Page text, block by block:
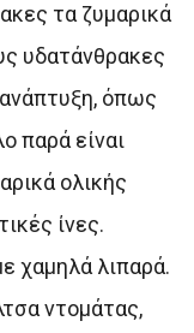
τα ζυμαρικά
υδατάνθρακες
όπως
παρά είναι
ολικής
ίνες.
χαμηλά λιπαρά.
ντομάτας,